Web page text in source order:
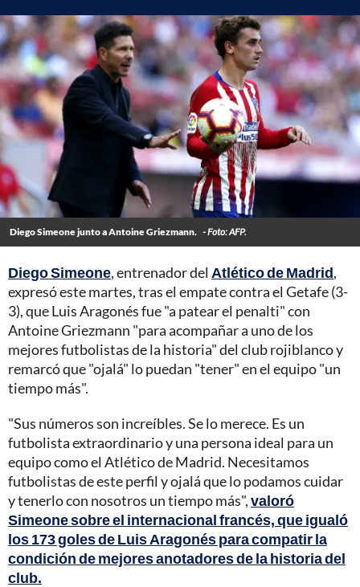
Diego Simeone junto a Antoine Griezmann. - Foto: AFP.
Diego Simeone, entrenador del Atlético de Madrid,
expresó este martes, tras el empate contra el Getafe (3-
3), que Luis Aragonés fue "a patear el penalti" con
Antoine Griezmann "para acompañar a uno de los
mejores futbolistas de la historia" del club rojiblanco y
remarcó que "ojalá" lo puedan "tener" en el equipo "un
tiempo más".
"Sus números son increíbles. Se lo merece. Es un
futbolista extraordinario y una persona ideal para un
equipo como el Atlético de Madrid. Necesitamos
futbolistas de este perfil y ojalá que lo podamos cuidar
y tenerlo con nosotros un tiempo más",valoró
Simeone sobre el internacional francés, que igualó
los 173 goles de Luis Aragonés para compatir la
condición de mejores anotadores de la historia del
club.